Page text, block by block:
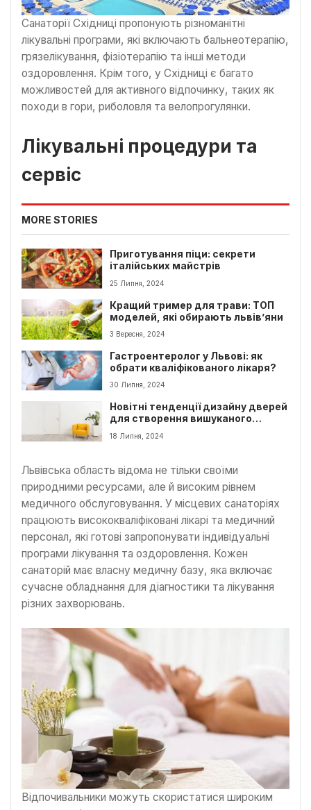
Санаторії Східниці пропонують різноманітні
лікувальні програми, які включають бальнеотерапію,
грязелікування, фізіотерапію та інші методи
оздоровлення. Крім того, у Східниці є багато
можливостей для активного відпочинку, таких як
походи в гори, риболовля та велопрогулянки.
Лікувальні процедури та
сервіс
MORE STORIES
Приготування піци: секрети
італійських майстрів
25 Липня, 2024
Кращий тример для трави: ТОП
моделей, які обирають львів’яни
3 Вересня, 2024
Гастроентеролог у Львові: як
обрати кваліфікованого лікаря?
30 Липня, 2024
Новітні тенденції дизайну дверей
для створення вишуканого
інтер’єру
18 Липня, 2024
Львівська область відома не тільки своїми
природними ресурсами, але й високим рівнем
медичного обслуговування. У місцевих санаторіях
працюють висококваліфіковані лікарі та медичний
персонал, які готові запропонувати індивідуальні
програми лікування та оздоровлення. Кожен
санаторій має власну медичну базу, яка включає
сучасне обладнання для діагностики та лікування
різних захворювань.
Відпочивальники можуть скористатися широким